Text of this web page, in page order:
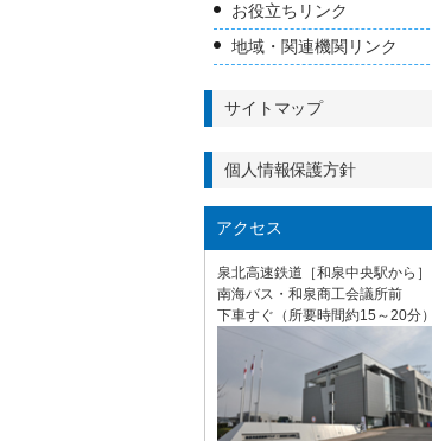
お役立ちリンク
地域・関連機関リンク
サイトマップ
個人情報保護方針
アクセス
泉北高速鉄道［和泉中央駅から］
南海バス・和泉商工会議所前
下車すぐ（所要時間約15～20分）